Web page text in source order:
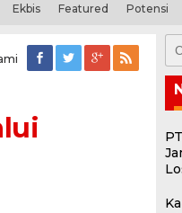
Ekbis Featured Potensi